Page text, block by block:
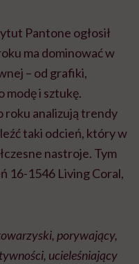
Pantone ogłosił
ma dominować w
– od grafiki,
modę i sztukę.
roku analizują trendy
taki odcień, który w
nastroje. Tym
16-1546 Living Coral,
porywający,
ucieleśniający